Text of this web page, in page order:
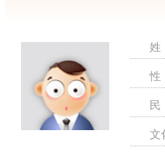
文